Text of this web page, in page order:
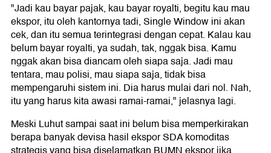
"Jadi kau bayar pajak, kau bayar royalti, begitu kau mau
ekspor, itu oleh kantornya tadi, Single Window ini akan
cek, dan itu semua terintegrasi dengan cepat. Kalau kau
belum bayar royalti, ya sudah, tak, nggak bisa. Kamu
nggak akan bisa diancam oleh siapa saja. Jadi mau
tentara, mau polisi, mau siapa saja, tidak bisa
mempengaruhi sistem ini. Dia harus mulai dari nol. Nah,
itu yang harus kita awasi ramai-ramai," jelasnya lagi.
Meski Luhut sampai saat ini belum bisa memperkirakan
berapa banyak devisa hasil ekspor SDA komoditas